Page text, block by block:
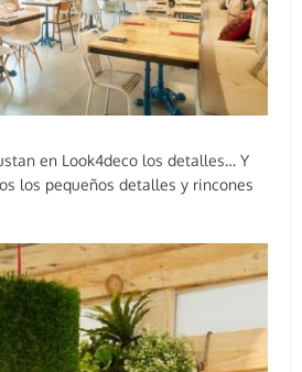
en Look4deco los detalles… Y
los pequeños detalles y rincones